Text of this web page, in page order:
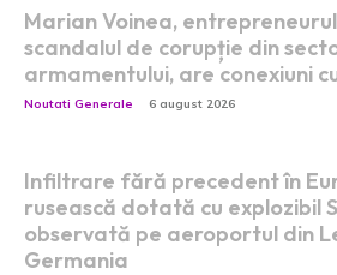
Marian Voinea,
scandalul de corupție din
armamentului, are conexiuni
Noutati Generale 6 august 2026
Infiltrare fără precedent în
rusească dotată cu explozibil
observată pe aeroportul din
Germania